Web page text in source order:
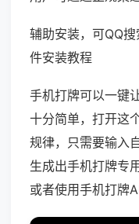
辅助安装，可QQ
件安装教程
手机打牌可以一键
十分简单，打开这
规律，只需要输入
生成出手机打牌专
或者使用手机打牌